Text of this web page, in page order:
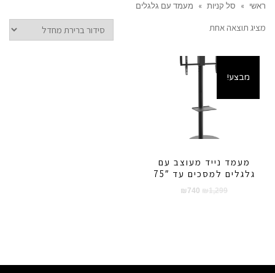
ראשי » סל קניות » מעמד עם גלגלים
מציג תוצאה אחת
מבצע!
מעמד נייד מעוצב עם
גלגלים למסכים עד 75″
₪1,299
המחיר
₪ 740
המחיר